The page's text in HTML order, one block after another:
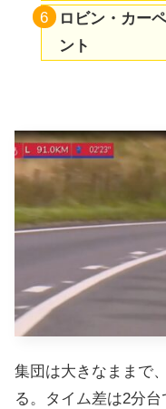
ロビン・カー
ント
集団は大きなままで
る。タイム差は2分台